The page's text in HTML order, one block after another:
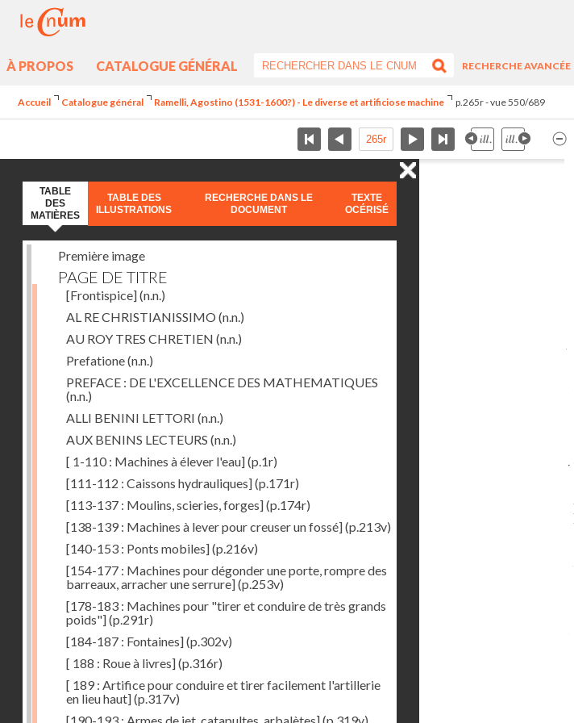
À PROPOS CATALOGUE GÉNÉRAL
RECHERCHE AVANCÉE
Accueil Catalogue général Ramelli, Agostino (1531-1600?) - Le diverse et artificiose machine p.265r - vue 550/689
TABLE
DES
MATIÈRES
TABLE DES
ILLUSTRATIONS
RECHERCHE DANS LE
DOCUMENT
TEXTE
OCÉRISÉ
Première image
PAGE DE TITRE
[Frontispice](n.n.)
AL RE CHRISTIANISSIMO (n.n.)
AU ROY TRES CHRETIEN (n.n.)
Prefatione(n.n.)
PREFACE : DE L'EXCELLENCE DES MATHEMATIQUES
(n.n.)
ALLI BENINI LETTORI (n.n.)
AUX BENINS LECTEURS (n.n.)
[ 1-110 : Machines à élever l'eau](p.1r)
[111-112 : Caissons hydrauliques](p.171r)
[113-137 : Moulins, scieries, forges](p.174r)
[138-139 : Machines à lever pour creuser un fossé](p.213v)
[140-153 : Ponts mobiles](p.216v)
[154-177 : Machines pour dégonder une porte, rompre des
barreaux, arracher une serrure](p.253v)
[178-183 : Machines pour "tirer et conduire de très grands
poids"](p.291r)
[184-187 : Fontaines](p.302v)
[ 188 : Roue à livres](p.316r)
[ 189 : Artifice pour conduire et tirer facilement l'artillerie
en lieu haut](p.317v)